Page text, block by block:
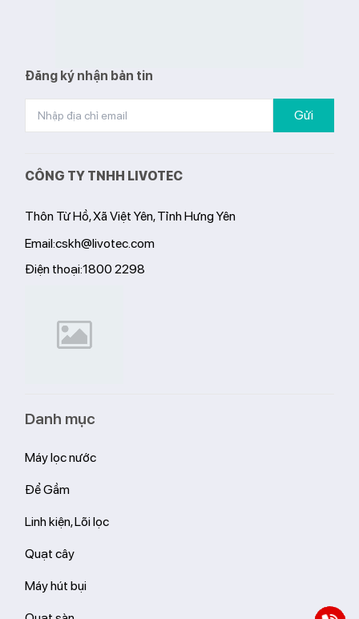
Đăng ký nhận bản tin
Gửi
CÔNG TY TNHH LIVOTEC
Thôn Từ Hồ, Xã Việt Yên, Tỉnh Hưng Yên
Email:cskh@livotec.com
Điện thoại:1800 2298
Danh mục
Máy lọc nước
Để Gầm
Linh kiện, Lõi lọc
Quạt cây
Máy hút bụi